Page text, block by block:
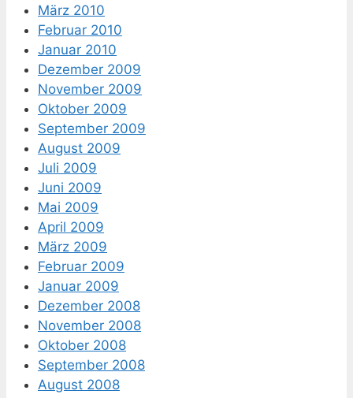
März 2010
Februar 2010
Januar 2010
Dezember 2009
November 2009
Oktober 2009
September 2009
August 2009
Juli 2009
Juni 2009
Mai 2009
April 2009
März 2009
Februar 2009
Januar 2009
Dezember 2008
November 2008
Oktober 2008
September 2008
August 2008